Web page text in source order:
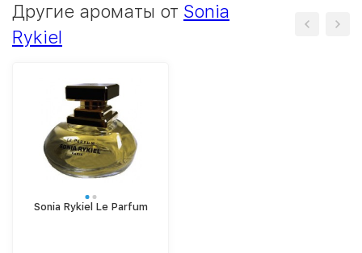
Другие ароматы от Sonia
Rykiel
Sonia Rykiel Le Parfum